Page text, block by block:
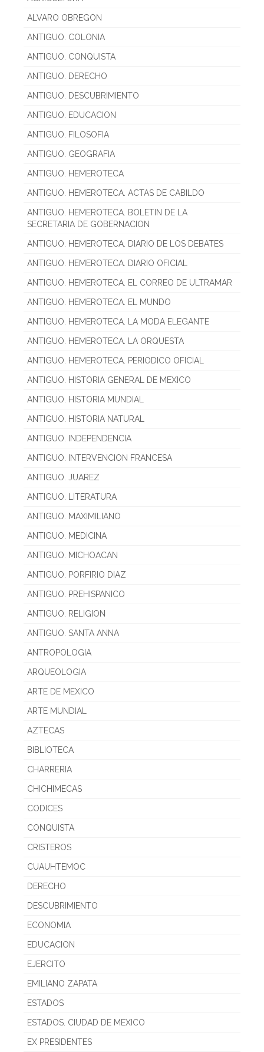
ALVARO OBREGON
ANTIGUO. COLONIA
ANTIGUO. CONQUISTA
ANTIGUO. DERECHO
ANTIGUO. DESCUBRIMIENTO
ANTIGUO. EDUCACION
ANTIGUO. FILOSOFIA
ANTIGUO. GEOGRAFIA
ANTIGUO. HEMEROTECA
ANTIGUO. HEMEROTECA. ACTAS DE CABILDO
ANTIGUO. HEMEROTECA. BOLETIN DE LA
SECRETARIA DE GOBERNACION
ANTIGUO. HEMEROTECA. DIARIO DE LOS DEBATES
ANTIGUO. HEMEROTECA. DIARIO OFICIAL
ANTIGUO. HEMEROTECA. EL CORREO DE ULTRAMAR
ANTIGUO. HEMEROTECA. EL MUNDO
ANTIGUO. HEMEROTECA. LA MODA ELEGANTE
ANTIGUO. HEMEROTECA. LA ORQUESTA
ANTIGUO. HEMEROTECA. PERIODICO OFICIAL
ANTIGUO. HISTORIA GENERAL DE MEXICO
ANTIGUO. HISTORIA MUNDIAL
ANTIGUO. HISTORIA NATURAL
ANTIGUO. INDEPENDENCIA
ANTIGUO. INTERVENCION FRANCESA
ANTIGUO. JUAREZ
ANTIGUO. LITERATURA
ANTIGUO. MAXIMILIANO
ANTIGUO. MEDICINA
ANTIGUO. MICHOACAN
ANTIGUO. PORFIRIO DIAZ
ANTIGUO. PREHISPANICO
ANTIGUO. RELIGION
ANTIGUO. SANTA ANNA
ANTROPOLOGIA
ARQUEOLOGIA
ARTE DE MEXICO
ARTE MUNDIAL
AZTECAS
BIBLIOTECA
CHARRERIA
CHICHIMECAS
CODICES
CONQUISTA
CRISTEROS
CUAUHTEMOC
DERECHO
DESCUBRIMIENTO
ECONOMIA
EDUCACION
EJERCITO
EMILIANO ZAPATA
ESTADOS
ESTADOS. CIUDAD DE MEXICO
EX PRESIDENTES